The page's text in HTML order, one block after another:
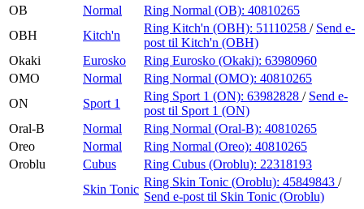
OB
Normal Ring Normal (OB): 40810265
OBH
Kitch'n
Ring Kitch'n (OBH): 51110258 / Send e-
post til Kitch'n (OBH)
Okaki
Eurosko Ring Eurosko (Okaki): 63980960
OMO
Normal Ring Normal (OMO): 40810265
ON
Sport 1
Ring Sport 1 (ON): 63982828 / Send e-
post til Sport 1 (ON)
Oral-B
Normal Ring Normal (Oral-B): 40810265
Oreo
Normal Ring Normal (Oreo): 40810265
Oroblu
Cubus Ring Cubus (Oroblu): 22318193
Skin Tonic
Ring Skin Tonic (Oroblu): 45849843 /
Send e-post til Skin Tonic (Oroblu)